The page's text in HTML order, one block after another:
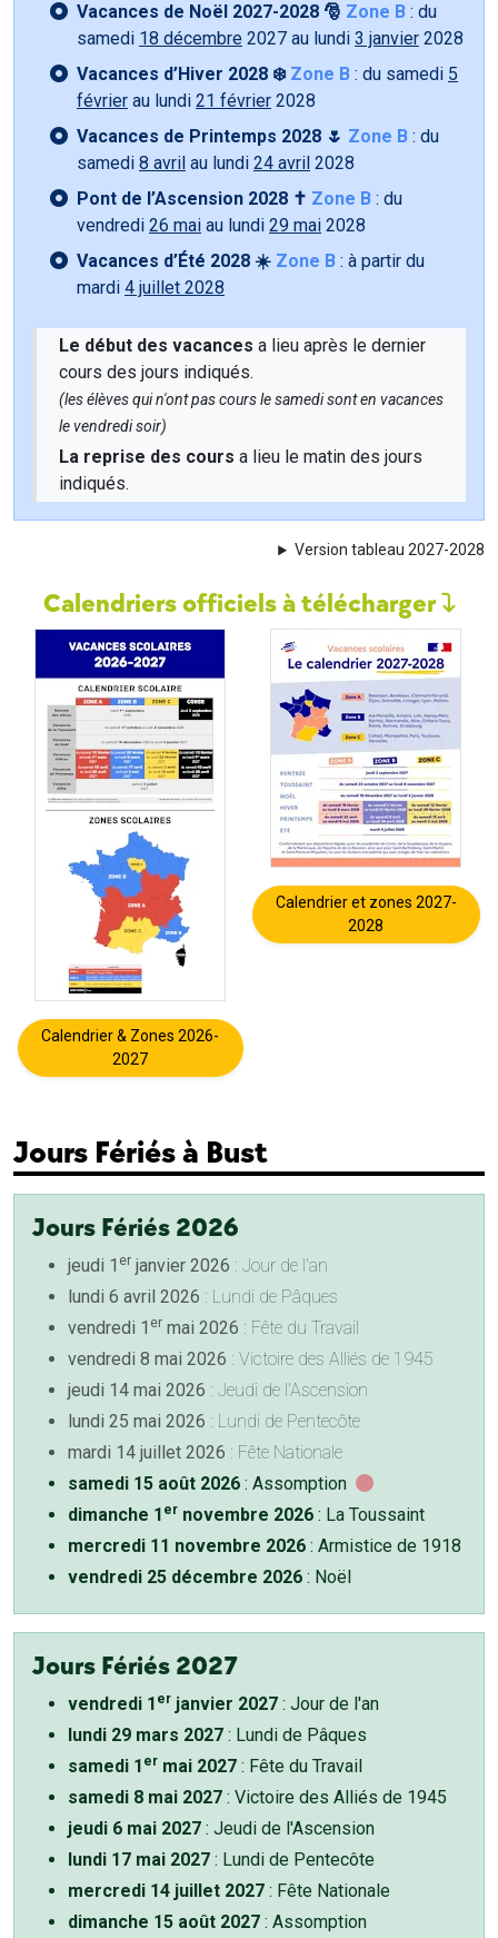
Vacances de Noël 2027-2028 🎅 Zone B : du
samedi 18 décembre 2027 au lundi 3 janvier 2028
Vacances d’Hiver 2028 ❄️ Zone B : du samedi 5
février au lundi 21 février 2028
Vacances de Printemps 2028 🌷 Zone B : du
samedi 8 avril au lundi 24 avril 2028
Pont de l’Ascension 2028 ✝️ Zone B : du
vendredi 26 mai au lundi 29 mai 2028
Vacances d’Été 2028 ☀️ Zone B : à partir du
mardi 4 juillet 2028
Le début des vacances a lieu après le dernier
cours des jours indiqués.
(les élèves qui n'ont pas cours le samedi sont en vacances
le vendredi soir)
La reprise des cours a lieu le matin des jours
indiqués.
Version tableau 2027-2028
Calendriers officiels à télécharger
Calendrier & Zones 2026-
2027
Calendrier et zones 2027-
2028
Jours Fériés à Bust
Jours Fériés 2026
jeudi 1 er janvier 2026 : Jour de l'an
lundi 6 avril 2026 : Lundi de Pâques
vendredi 1 er mai 2026 : Fête du Travail
vendredi 8 mai 2026 : Victoire des Alliés de 1945
jeudi 14 mai 2026 : Jeudi de l'Ascension
lundi 25 mai 2026 : Lundi de Pentecôte
mardi 14 juillet 2026 : Fête Nationale
samedi 15 août 2026 : Assomption
dimanche 1 er novembre 2026 : La Toussaint
mercredi 11 novembre 2026 : Armistice de 1918
vendredi 25 décembre 2026 : Noël
Jours Fériés 2027
vendredi 1 er janvier 2027 : Jour de l'an
lundi 29 mars 2027 : Lundi de Pâques
samedi 1 er mai 2027 : Fête du Travail
samedi 8 mai 2027 : Victoire des Alliés de 1945
jeudi 6 mai 2027 : Jeudi de l'Ascension
lundi 17 mai 2027 : Lundi de Pentecôte
mercredi 14 juillet 2027 : Fête Nationale
dimanche 15 août 2027 : Assomption